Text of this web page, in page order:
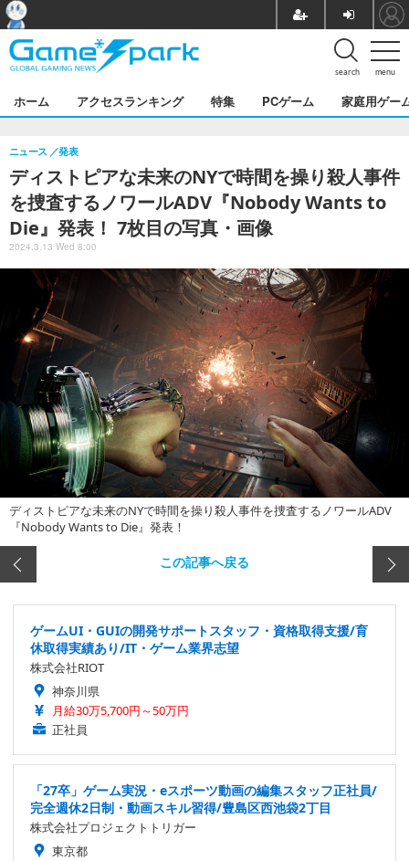
menu
search
ホーム アクセスランキング 特集 PCゲーム 家庭用ゲー
ディストピアな未来のNYで時間を操り殺人事件
を捜査するノワールADV『Nobody Wants to
Die』発表！ 7枚目の写真・画像
ニュース 発表
2024.3.13 Wed 8:00
ディストピアな未来のNYで時間を操り殺人事件を捜査するノワールADV
『Nobody Wants to Die』発表！
この記事へ戻る
ゲームUI・GUIの開発サポートスタッフ・資格取得支援/育
休取得実績あり/IT・ゲーム業界志望
株式会社RIOT
神奈川県
月給30万5,700円～50万円
正社員
「27卒」ゲーム実況・eスポーツ動画の編集スタッフ正社員/
完全週休2日制・動画スキル習得/豊島区西池袋2丁目
株式会社プロジェクトトリガー
東京都